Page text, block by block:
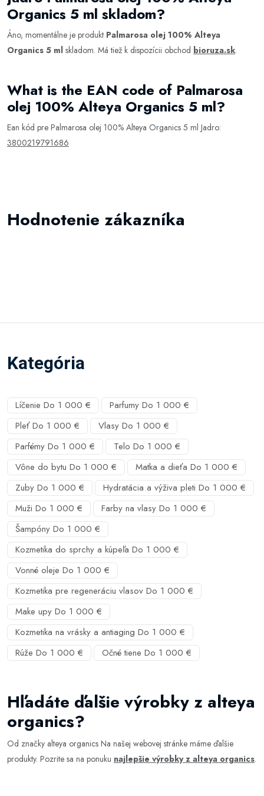
Organics 5 ml skladom?
Áno, momentálne je produkt Palmarosa olej 100% Alteya
Organics 5 ml skladom. Má tiež k dispozícii obchod bioruza.sk.
What is the EAN code of Palmarosa
olej 100% Alteya Organics 5 ml?
Ean kód pre Palmarosa olej 100% Alteya Organics 5 ml Jadro:
3800219791686
Hodnotenie zákazníka
Kategória
Líčenie Do 1 000 €
Parfumy Do 1 000 €
Pleť Do 1 000 €
Vlasy Do 1 000 €
Parfémy Do 1 000 €
Telo Do 1 000 €
Vône do bytu Do 1 000 €
Matka a dieťa Do 1 000 €
Zuby Do 1 000 €
Hydratácia a výživa pleti Do 1 000 €
Muži Do 1 000 €
Farby na vlasy Do 1 000 €
Šampóny Do 1 000 €
Kozmetika do sprchy a kúpeľa Do 1 000 €
Vonné oleje Do 1 000 €
Kozmetika pre regeneráciu vlasov Do 1 000 €
Make upy Do 1 000 €
Kozmetika na vrásky a antiaging Do 1 000 €
Rúže Do 1 000 €
Očné tiene Do 1 000 €
Hľadáte ďalšie výrobky z alteya
organics?
Od značky alteya organics Na našej webovej stránke máme ďalšie
produkty. Pozrite sa na ponuku najlepšie výrobky z alteya organics.